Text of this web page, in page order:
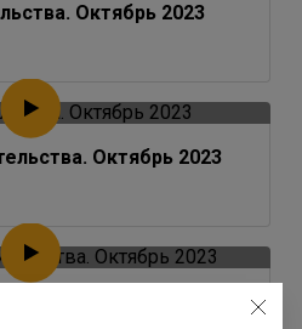
Октябрь 2023
Октябрь 2023